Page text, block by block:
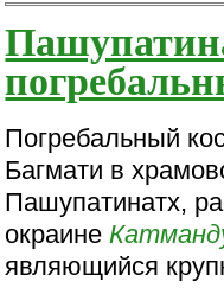
Погребальный
Багмати в
Пашупатинатх,
окраине
являющийся